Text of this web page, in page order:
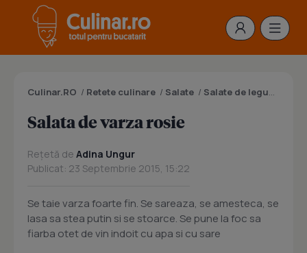
Culinar.RO / Retete culinare / Salate / Salate de legume
Salata de varza rosie
Rețetă de Adina Ungur
Publicat: 23 Septembrie 2015, 15:22
Se taie varza foarte fin. Se sareaza, se amesteca, se
lasa sa stea putin si se stoarce. Se pune la foc sa
fiarba otet de vin indoit cu apa si cu sare